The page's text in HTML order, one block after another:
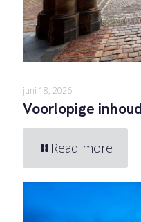
juni 18, 2026
Voorlopige
Read more